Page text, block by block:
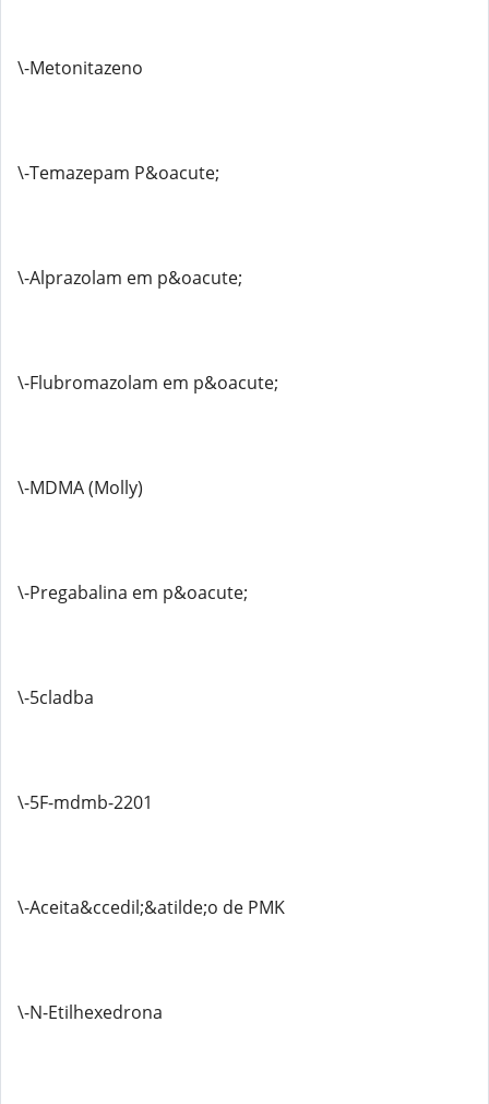
\-Metonitazeno
\-Temazepam P&oacute;
\-Alprazolam em p&oacute;
\-Flubromazolam em p&oacute;
\-MDMA (Molly)
\-Pregabalina em p&oacute;
\-5cladba
\-5F-mdmb-2201
\-Aceita&ccedil;&atilde;o de PMK
\-N-Etilhexedrona